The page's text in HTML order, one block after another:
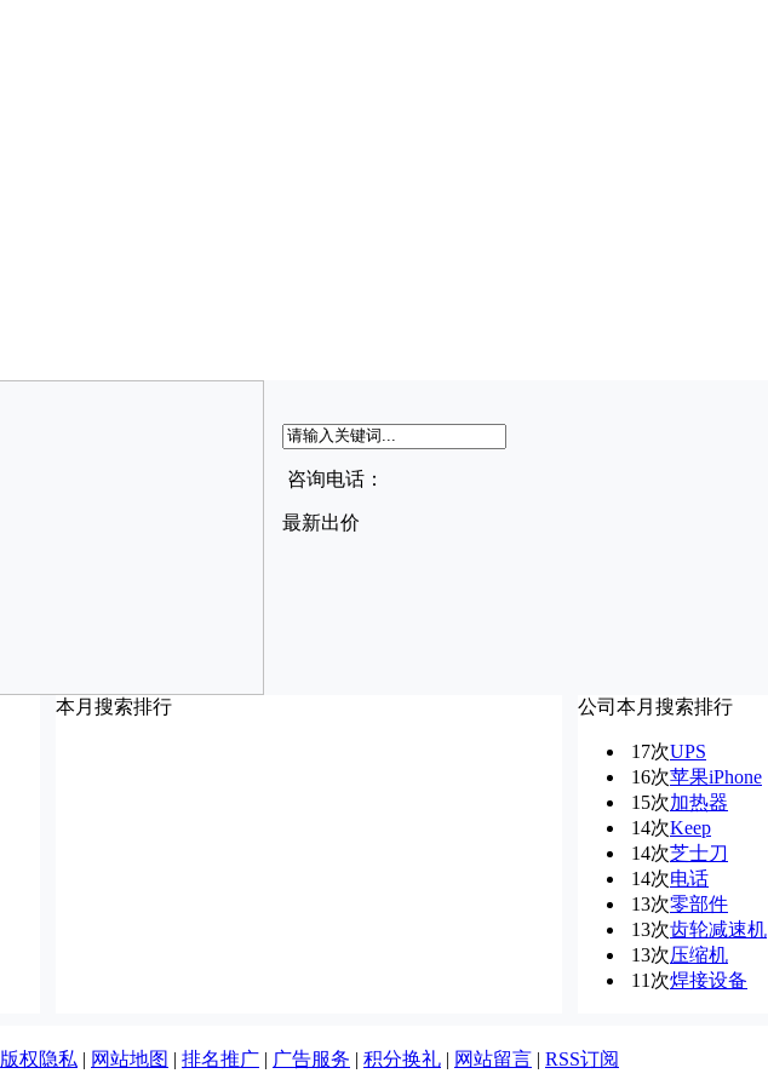
咨询电话：
最新出价
本月搜索排行 公司本月搜索排行
17次UPS
16次苹果iPhone
15次加热器
14次Keep
14次芝士刀
14次电话
13次零部件
13次齿轮减速机
13次压缩机
11次焊接设备
版权隐私 | 网站地图 | 排名推广 | 广告服务 | 积分换礼 | 网站留言 | RSS订阅